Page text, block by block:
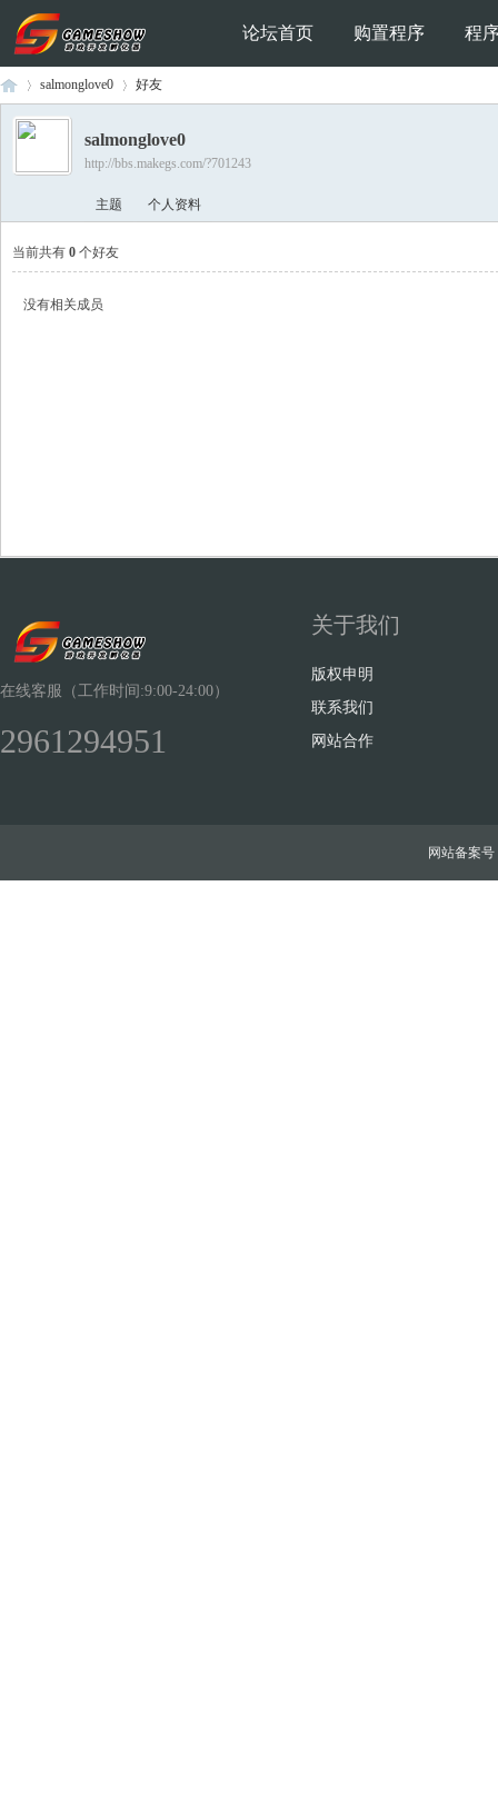
论坛首页 购置程序 程
›
salmonglove0 好友
salmonglove0
http://bbs.makegs.com/?701243
主题 个人资料
当前共有 0 个好友
没有相关成员
在线客服（工作时间:9:00-24:00）
2961294951
关于我们
版权申明
联系我们
网站合作
网站备案号